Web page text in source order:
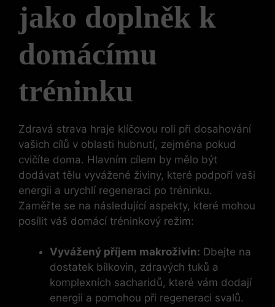
jako doplněk k
domácímu
tréninku
Zdravá strava hraje klíčovou roli při dosahování
vašich cílů v oblasti hubnutí, zejména pokud
cvičíte doma. Hlavním cílem by mělo být
dodávat tělu vyvážené živiny, které podpoří vaši
energii a urychlí regeneraci po tréninku.
Zaměřte se na následující aspekty, které mohou
posílit váš domácí tréninkový režim:
Vyvážený příjem makroživin: Dbejte na
dostatek bílkovin, zdravých tuků a
komplexních sacharidů, které vám dodají
energii a pomohou při regeneraci svalů.